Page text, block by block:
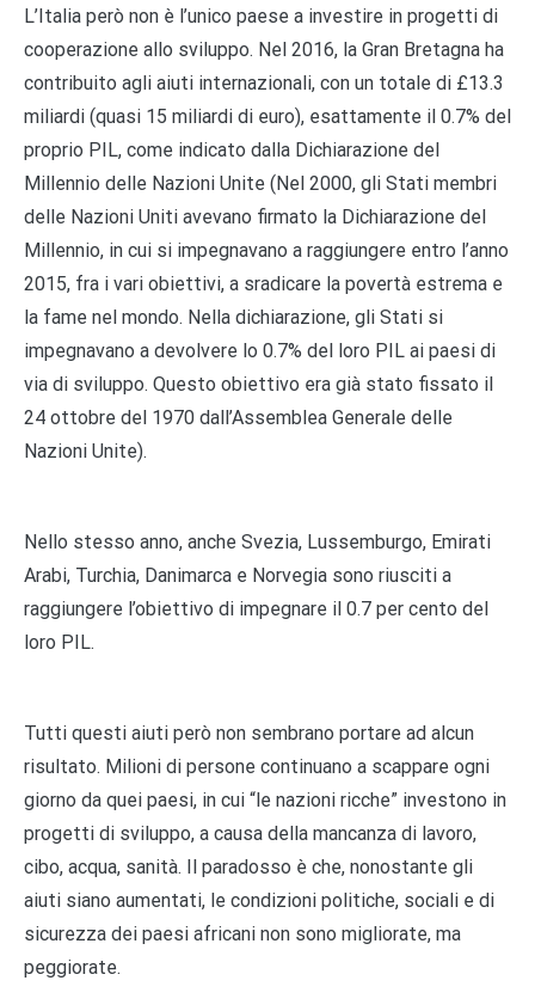
L’Italia però non è l’unico paese a investire in progetti di
cooperazione allo sviluppo. Nel 2016, la Gran Bretagna ha
contribuito agli aiuti internazionali, con un totale di £13.3
miliardi (quasi 15 miliardi di euro), esattamente il 0.7% del
proprio PIL, come indicato dalla Dichiarazione del
Millennio delle Nazioni Unite (Nel 2000, gli Stati membri
delle Nazioni Uniti avevano firmato la Dichiarazione del
Millennio, in cui si impegnavano a raggiungere entro l’anno
2015, fra i vari obiettivi, a sradicare la povertà estrema e
la fame nel mondo. Nella dichiarazione, gli Stati si
impegnavano a devolvere lo 0.7% del loro PIL ai paesi di
via di sviluppo. Questo obiettivo era già stato fissato il
24 ottobre del 1970 dall’Assemblea Generale delle
Nazioni Unite).
Nello stesso anno, anche Svezia, Lussemburgo, Emirati
Arabi, Turchia, Danimarca e Norvegia sono riusciti a
raggiungere l’obiettivo di impegnare il 0.7 per cento del
loro PIL.
Tutti questi aiuti però non sembrano portare ad alcun
risultato. Milioni di persone continuano a scappare ogni
giorno da quei paesi, in cui “le nazioni ricche” investono in
progetti di sviluppo, a causa della mancanza di lavoro,
cibo, acqua, sanità. Il paradosso è che, nonostante gli
aiuti siano aumentati, le condizioni politiche, sociali e di
sicurezza dei paesi africani non sono migliorate, ma
peggiorate.